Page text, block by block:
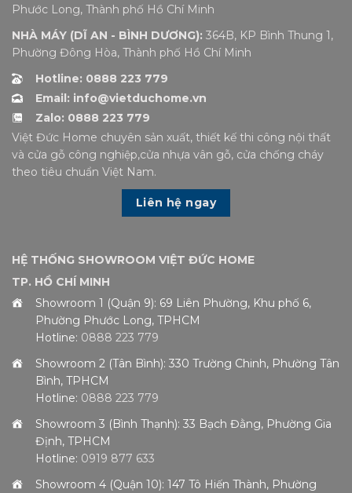
Phước Long, Thành phố Hồ Chí Minh
NHÀ MÁY (DĨ AN - BÌNH DƯƠNG): 364B, KP Bình Thung 1,
Phường Đông Hòa, Thành phố Hồ Chí Minh
Hotline: 0888 223 779
Email: info@vietduchome.vn
Zalo: 0888 223 779
Việt Đức Home chuyên sản xuất, thiết kế thi công nội thất
và cửa gỗ công nghiệp,cửa nhựa vân gỗ, cửa chống cháy
theo tiêu chuẩn Việt Nam.
Liên hệ ngay
HỆ THỐNG SHOWROOM VIỆT ĐỨC HOME
TP. HỒ CHÍ MINH
Showroom 1 (Quận 9): 69 Liên Phường, Khu phố 6,
Phường Phước Long, TPHCM
Hotline: 0888 223 779
Showroom 2 (Tân Bình): 330 Trường Chinh, Phường Tân
Bình, TPHCM
Hotline: 0888 223 779
Showroom 3 (Bình Thạnh): 33 Bạch Đằng, Phường Gia
Định, TPHCM
Hotline: 0919 877 633
Showroom 4 (Quận 10): 147 Tô Hiến Thành, Phường